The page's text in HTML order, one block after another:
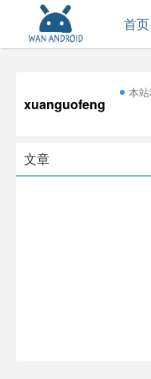
首页
xuanguofeng
本站
文章